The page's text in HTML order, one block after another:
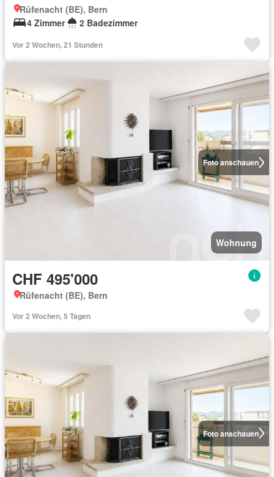
Rüfenacht (BE), Bern
4 Zimmer
2 Badezimmer
Vor 2 Wochen, 21 Stunden
Foto anschauen
Wohnung
CHF 495'000
Rüfenacht (BE), Bern
Vor 2 Wochen, 5 Tagen
Foto anschauen